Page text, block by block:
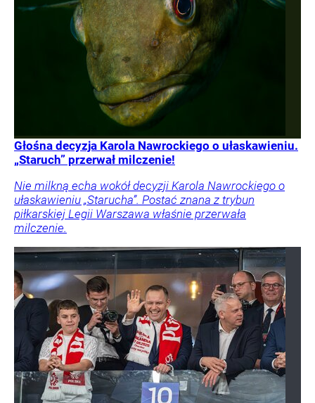
Głośna decyzja Karola Nawrockiego o ułaskawieniu.
„Staruch” przerwał milczenie!
Nie milkną echa wokół decyzji Karola Nawrockiego o
ułaskawieniu „Starucha”. Postać znana z trybun
piłkarskiej Legii Warszawa właśnie przerwała
milczenie.